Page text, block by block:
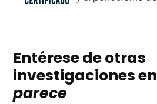
Entérese de otras
investigaciones en
parece